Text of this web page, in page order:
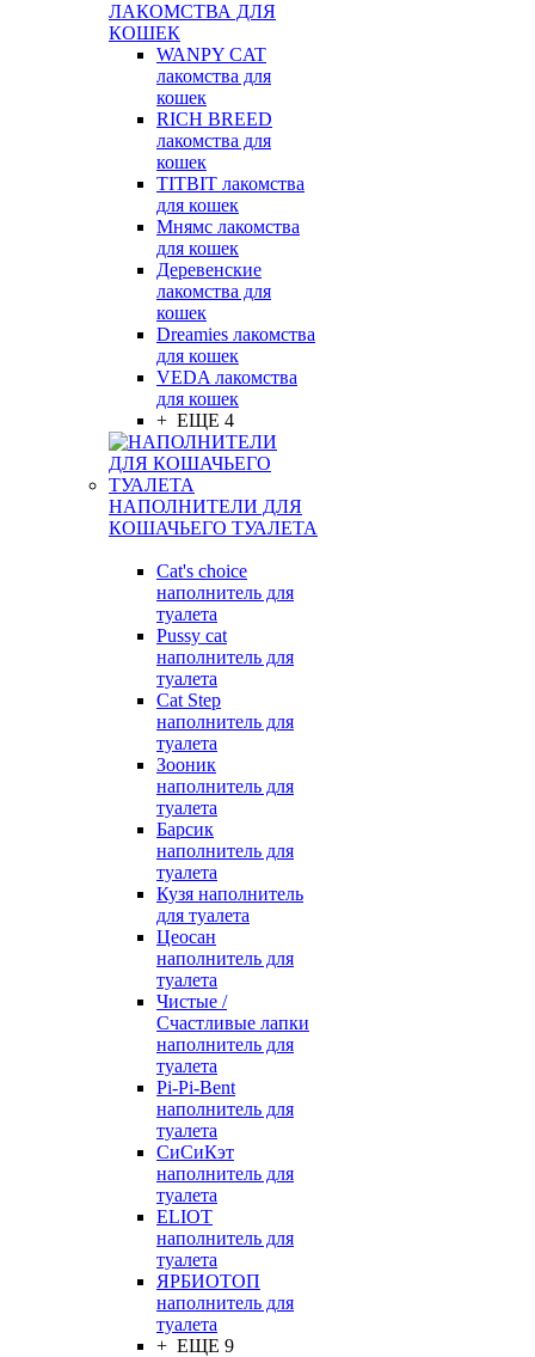
ЛАКОМСТВА ДЛЯ
КОШЕК
WANPY CAT
лакомства для
кошек
RICH BREED
лакомства для
кошек
TITBIT лакомства
для кошек
Мнямс лакомства
для кошек
Деревенские
лакомства для
кошек
Dreamies лакомства
для кошек
VEDA лакомства
для кошек
+ ЕЩЕ 4
НАПОЛНИТЕЛИ ДЛЯ
КОШАЧЬЕГО ТУАЛЕТА
Cat's choice
наполнитель для
туалета
Pussy cat
наполнитель для
туалета
Cat Step
наполнитель для
туалета
Зооник
наполнитель для
туалета
Барсик
наполнитель для
туалета
Кузя наполнитель
для туалета
Цеосан
наполнитель для
туалета
Чистые /
Счастливые лапки
наполнитель для
туалета
Pi-Pi-Bent
наполнитель для
туалета
СиСиКэт
наполнитель для
туалета
ELIOT
наполнитель для
туалета
ЯРБИОТОП
наполнитель для
туалета
+ ЕЩЕ 9